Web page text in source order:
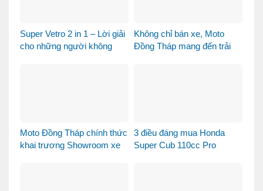
Super Vetro 2 in 1 – Lời giải
cho những người không
Không chỉ bán xe, Moto
Đồng Tháp mang đến trải
Moto Đồng Tháp chính thức
khai trương Showroom xe
3 điều đáng mua Honda
Super Cub 110cc Pro